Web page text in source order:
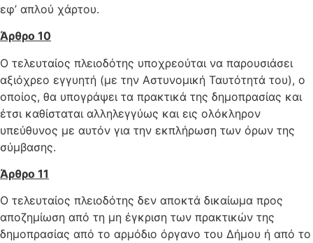
εφ’ απλού χάρτου.
Άρθρο 10
Ο τελευταίος πλειοδότης υποχρεούται να παρουσιάσει
αξιόχρεο εγγυητή (με την Αστυνομική Ταυτότητά του), ο
οποίος, θα υπογράψει τα πρακτικά της δημοπρασίας και
έτσι καθίσταται αλληλεγγύως και εις ολόκληρον
υπεύθυνος με αυτόν για την εκπλήρωση των όρων της
σύμβασης.
Άρθρο 11
Ο τελευταίος πλειοδότης δεν αποκτά δικαίωμα προς
αποζημίωση από τη μη έγκριση των πρακτικών της
δημοπρασίας από το αρμόδιο όργανο του Δήμου ή από το